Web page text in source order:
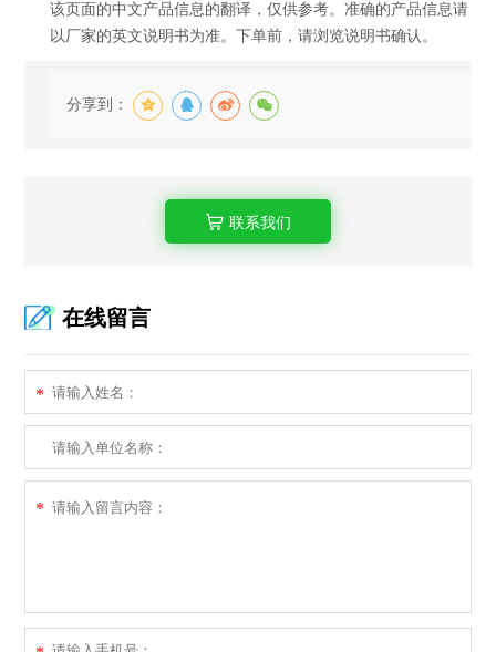
该页面的中文产品信息的翻译，仅供参考。准确的产品信息请
以厂家的英文说明书为准。下单前，请浏览说明书确认。
分享到：
联系我们
在线留言
*
*